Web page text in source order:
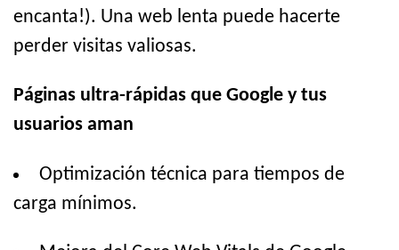
encanta!). Una web lenta puede hacerte
perder visitas valiosas.
Páginas ultra-rápidas que Google y tus
usuarios aman
Optimización técnica para tiempos de
carga mínimos.